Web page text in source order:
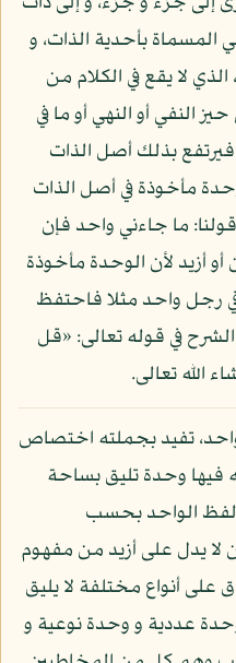
بأحدية الذات، و
لا يقع في الكلام من
النفي أو النهي أو ما في
بذلك أصل الذات
مأخوذة في أصل الذات
ما جاءني واحد فإن
أزيد لأن الوحدة مأخوذة
رجل واحد مثلا فاحتفظ
في قوله تعالى: «قل
تفيد بجملته اختصاص
فيها وحدة تليق بساحة
لفظ الواحد بحسب
لا يدل على أزيد من مفهوم
على أنواع مختلفة لا يليق
عددية و وحدة نوعية و